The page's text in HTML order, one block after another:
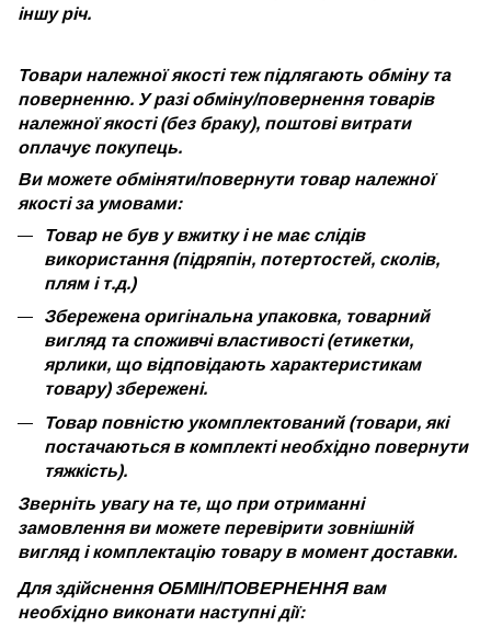
іншу річ.
Товари належної якості теж підлягають обміну та
поверненню. У разі обміну/повернення товарів
належної якості (без браку), поштові витрати
оплачує покупець.
Ви можете обміняти/повернути товар належної
якості за умовами:
Товар не був у вжитку і не має слідів
використання (підряпін, потертостей, сколів,
плям і т.д.)
Збережена оригінальна упаковка, товарний
вигляд та споживчі властивості (етикетки,
ярлики, що відповідають характеристикам
товару) збережені.
Товар повністю укомплектований (товари, які
постачаються в комплекті необхідно повернути
тяжкість).
Зверніть увагу на те, що при отриманні
замовлення ви можете перевірити зовнішній
вигляд і комплектацію товару в момент доставки.
Для здійснення ОБМІН/ПОВЕРНЕННЯ вам
необхідно виконати наступні дії: